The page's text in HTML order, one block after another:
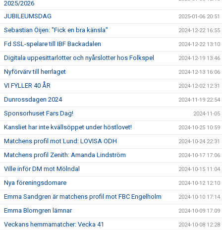
2025/2026
JUBILEUMSDAG 2025-01-06 20:51
Sebastian Öijen: "Fick en bra känsla" 2024-12-22 16:55
Fd SSL-spelare till IBF Backadalen 2024-12-22 13:10
Digitala uppesittarlotter och nyårslotter hos Folkspel 2024-12-19 13:46
Nyförvärv till herrlaget 2024-12-13 16:06
VI FYLLER 40 ÅR 2024-12-02 12:31
Dunrossdagen 2024 2024-11-19 22:54
Sponsorhuset Fars Dag! 2024-11-05
Kansliet har inte kvällsöppet under höstlovet! 2024-10-25 10:59
Matchens profil mot Lund: LOVISA ODH 2024-10-24 22:31
Matchens profil Zenith: Amanda Lindström 2024-10-17 17:06
Ville inför DM mot Mölndal 2024-10-15 11:04
Nya föreningsdomare 2024-10-12 12:10
Emma Sandgren är matchens profil mot FBC Engelholm 2024-10-10 17:14
Emma Blomgren lämnar 2024-10-09 17:09
Veckans hemmamatcher: Vecka 41 2024-10-08 12:28